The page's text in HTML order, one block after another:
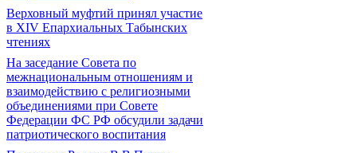
Верховный муфтий принял участие
в ХIV Епархиальных Табынских
чтениях
На заседание Совета по
межнациональным отношениям и
взаимодействию с религиозными
объединениями при Совете
Федерации ФС РФ обсудили задачи
патриотического воспитания